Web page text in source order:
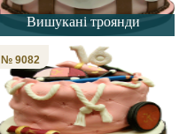
Вишукані троянди
№ 9082